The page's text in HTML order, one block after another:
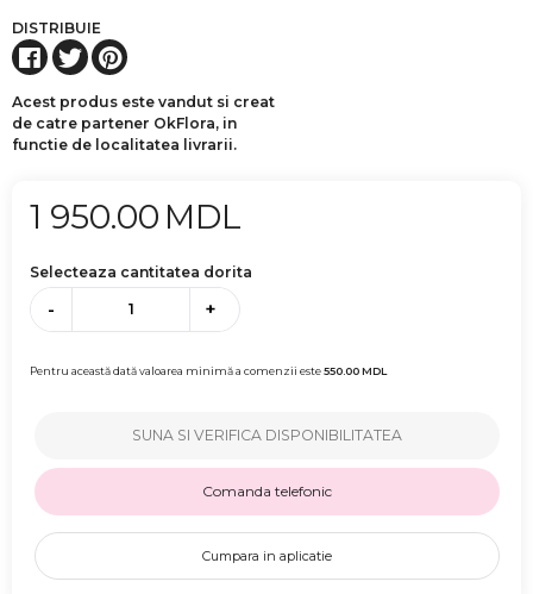
DISTRIBUIE
Acest produs este vandut si creat
de catre partener OkFlora, in
functie de localitatea livrarii.
1 950.00 MDL
Selecteaza cantitatea dorita
- +
Pentru această dată valoarea minimă a comenzii este550.00MDL
SUNA SI VERIFICA DISPONIBILITATEA
Comanda telefonic
Cumpara in aplicatie